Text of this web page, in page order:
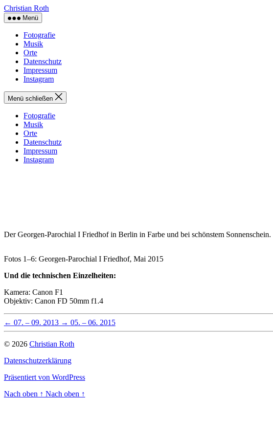
Zum
Inhalt
springen
Christian Roth
Menü
Fotografie
Musik
Orte
Datenschutz
Impressum
Instagram
Menü schließen
Fotografie
Musik
Orte
Datenschutz
Impressum
Instagram
Der Georgen-Parochial I Friedhof in Berlin in Farbe und bei schönstem Sonnenschein.
Fotos 1–6: Georgen-Parochial I Friedhof, Mai 2015
Und die technischen Einzelheiten:
Kamera: Canon F1
Objektiv: Canon FD 50mm f1.4
← 07. – 09. 2013 → 05. – 06. 2015
© 2026 Christian Roth
Datenschutzerklärung
Präsentiert von WordPress
Nach oben ↑ Nach oben ↑